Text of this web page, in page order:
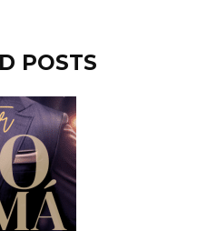
POSTS